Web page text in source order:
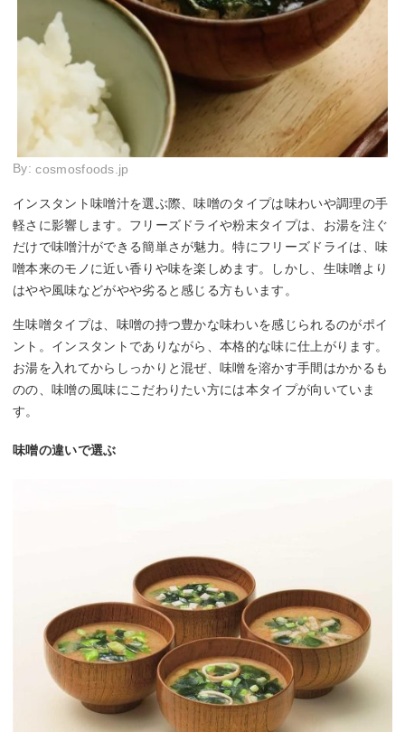
By:cosmosfoods.jp
インスタント味噌汁を選ぶ際、味噌のタイプは味わいや調理の手
軽さに影響します。フリーズドライや粉末タイプは、お湯を注ぐ
だけで味噌汁ができる簡単さが魅力。特にフリーズドライは、味
噌本来のモノに近い香りや味を楽しめます。しかし、生味噌より
はやや風味などがやや劣ると感じる方もいます。
生味噌タイプは、味噌の持つ豊かな味わいを感じられるのがポイ
ント。インスタントでありながら、本格的な味に仕上がります。
お湯を入れてからしっかりと混ぜ、味噌を溶かす手間はかかるも
のの、味噌の風味にこだわりたい方には本タイプが向いていま
す。
味噌の違いで選ぶ